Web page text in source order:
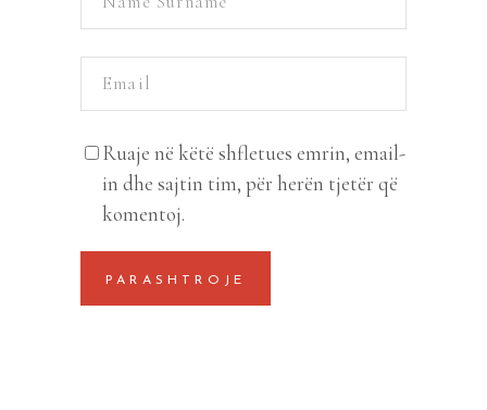
Ruaje në këtë shfletues emrin, email-
in dhe sajtin tim, për herën tjetër që
komentoj.